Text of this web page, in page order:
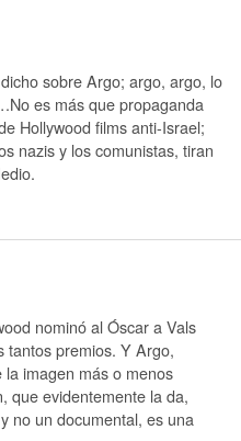
sobre Argo; argo, argo, lo
es más que propaganda
Hollywood films anti-Israel;
nazis y los comunistas, tiran
nominó al Óscar a Vals
tantos premios. Y Argo,
imagen más o menos
que evidentemente la da,
no un documental, es una